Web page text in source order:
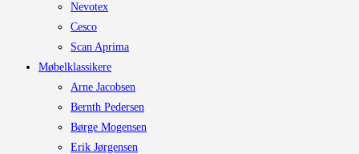
Nevotex
Cesco
Scan Aprima
Møbelklassikere
Arne Jacobsen
Bernth Pedersen
Børge Mogensen
Erik Jørgensen